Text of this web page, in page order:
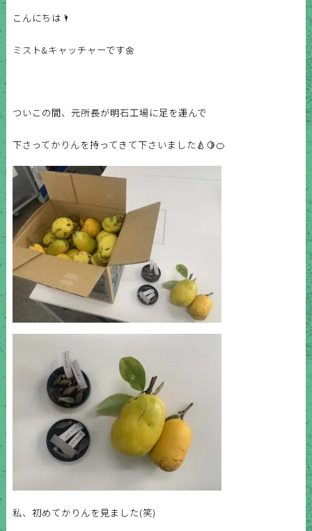
こんにちは🌂
ミスト&キャッチャーです🌼
ついこの間、元所長が明石工場に足を運んで
下さってかりんを持ってきて下さいました🍐🍋🍊
私、初めてかりんを見ました(笑)